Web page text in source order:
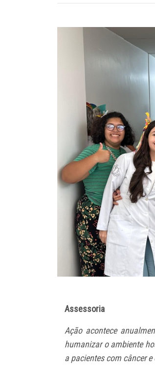
Assessoria
Ação acontece
humanizar o ambiente
a pacientes com câncer